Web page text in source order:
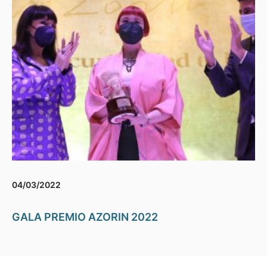
04/03/2022
GALA PREMIO AZORIN 2022